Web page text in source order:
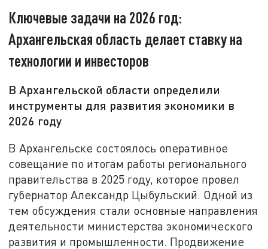
Ключевые задачи на 2026 год:
Архангельская область делает ставку на
технологии и инвесторов
В Архангельской области определили
инструменты для развития экономики в
2026 году
В Архангельске состоялось оперативное
совещание по итогам работы регионального
правительства в 2025 году, которое провел
губернатор Александр Цыбульский. Одной из
тем обсуждения стали основные направления
деятельности министерства экономического
развития и промышленности. Продвижение